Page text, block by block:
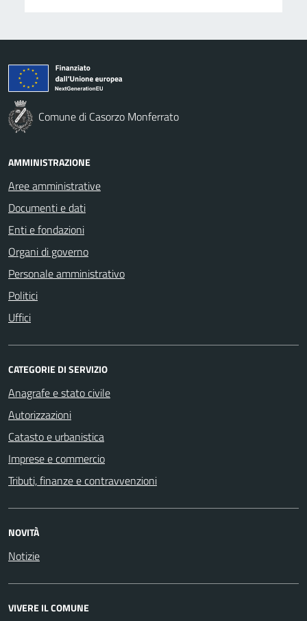
Comune di Casorzo Monferrato
AMMINISTRAZIONE
Aree amministrative
Documenti e dati
Enti e fondazioni
Organi di governo
Personale amministrativo
Politici
Uffici
CATEGORIE DI SERVIZIO
Anagrafe e stato civile
Autorizzazioni
Catasto e urbanistica
Imprese e commercio
Tributi, finanze e contravvenzioni
NOVITÀ
Notizie
VIVERE IL COMUNE